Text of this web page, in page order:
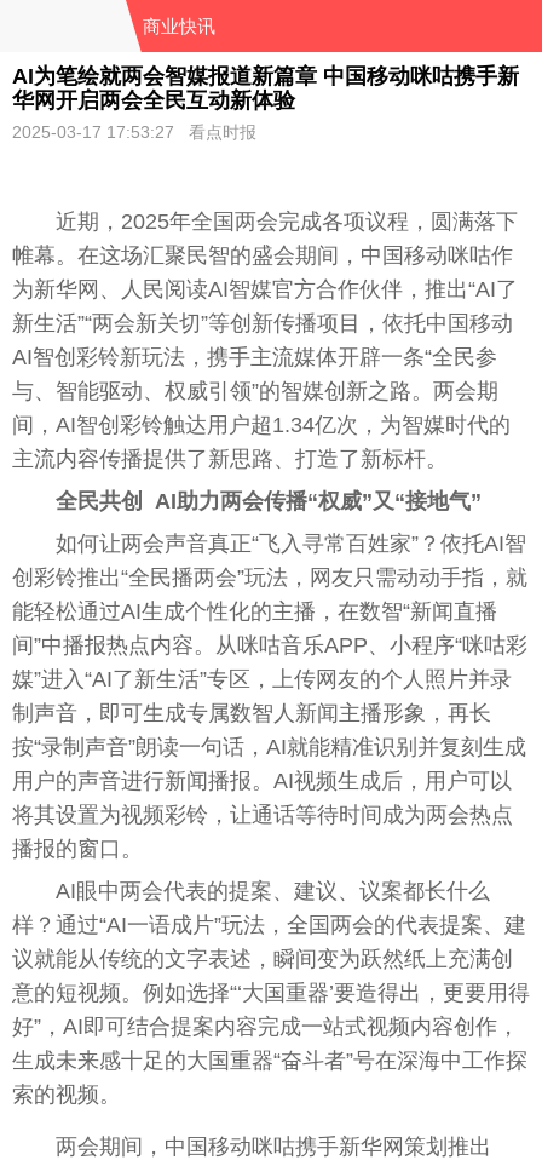
商业快讯
AI为笔绘就两会智媒报道新篇章 中国移动咪咕携手新
华网开启两会全民互动新体验
2025-03-17 17:53:27 看点时报
近期，2025年全国两会完成各项议程，圆满落下
帷幕。在这场汇聚民智的盛会期间，中国移动咪咕作
为新华网、人民阅读AI智媒官方合作伙伴，推出“AI了
新生活”“两会新关切”等创新传播项目，依托中国移动
AI智创彩铃新玩法，携手主流媒体开辟一条“全民参
与、智能驱动、权威引领”的智媒创新之路。两会期
间，AI智创彩铃触达用户超1.34亿次，为智媒时代的
主流内容传播提供了新思路、打造了新标杆。
全民共创
AI助力两会传播“权威”又“接地气”
如何让两会声音真正“飞入寻常百姓家”？依托AI智
创彩铃推出“全民播两会”玩法，网友只需动动手指，就
能轻松通过AI生成个性化的主播，在数智“新闻直播
间”中播报热点内容。从咪咕音乐APP、小程序“咪咕彩
媒”进入“AI了新生活”专区，上传网友的个人照片并录
制声音，即可生成专属数智人新闻主播形象，再长
按“录制声音”朗读一句话，AI就能精准识别并复刻生成
用户的声音进行新闻播报。AI视频生成后，用户可以
将其设置为视频彩铃，让通话等待时间成为两会热点
播报的窗口。
AI眼中两会代表的提案、建议、议案都长什么
样？通过“AI一语成片”玩法，全国两会的代表提案、建
议就能从传统的文字表述，瞬间变为跃然纸上充满创
意的短视频。例如选择“‘大国重器’要造得出，更要用得
好”，AI即可结合提案内容完成一站式视频内容创作，
生成未来感十足的大国重器“奋斗者”号在深海中工作探
索的视频。
两会期间，中国移动咪咕携手新华网策划推出